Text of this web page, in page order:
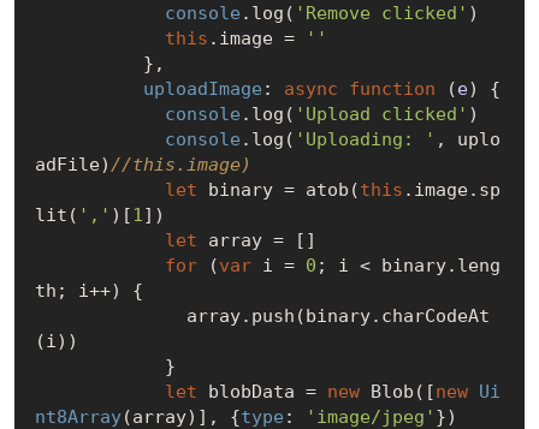
console .log( 'Remove clicked' )
this .image =
''
uploadImage : async function (e) {
console .log( 'Upload clicked' )
console .log( 'Uploading: ' , uplo
adFile) //this.image)
let binary = atob(this .image.sp
lit( ',' )[1])
let array = []
for (var i = 0 ; i < binary.leng
th; i++) {
(i))
let blobData = new Blob([new Ui
nt8Array(array)], {type : 'image/jpeg' })